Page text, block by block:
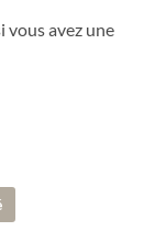
vous avez une